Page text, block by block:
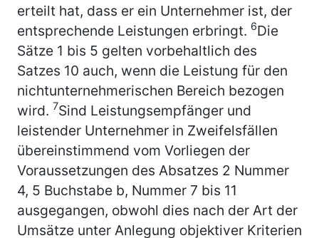
erteilt hat, dass er ein Unternehmer ist, der
entsprechende Leistungen erbringt. 6Die
Sätze 1 bis 5 gelten vorbehaltlich des
Satzes 10 auch, wenn die Leistung für den
nichtunternehmerischen Bereich bezogen
wird. 7Sind Leistungsempfänger und
leistender Unternehmer in Zweifelsfällen
übereinstimmend vom Vorliegen der
Voraussetzungen des Absatzes 2 Nummer
4, 5 Buchstabe b, Nummer 7 bis 11
ausgegangen, obwohl dies nach der Art der
Umsätze unter Anlegung objektiver Kriterien